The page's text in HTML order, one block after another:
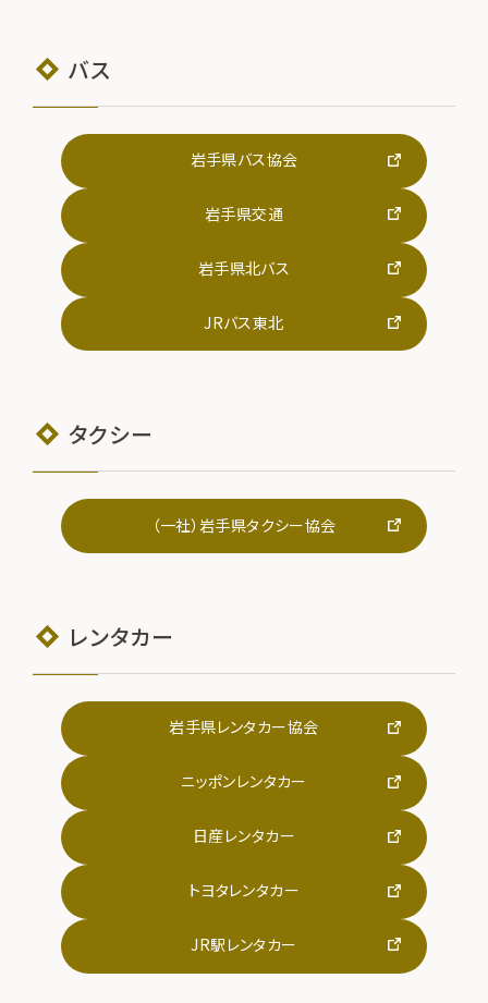
バス
岩手県バス協会
岩手県交通
岩手県北バス
JRバス東北
タクシー
（一社）岩手県タクシー協会
レンタカー
岩手県レンタカー協会
ニッポンレンタカー
日産レンタカー
トヨタレンタカー
JR駅レンタカー